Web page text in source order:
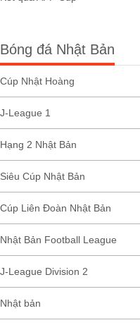
Bóng đá Nhật Bản
Cúp Nhật Hoàng
J-League 1
Hạng 2 Nhật Bản
Siêu Cúp Nhật Bản
Cúp Liên Đoàn Nhật Bản
Nhật Bản Football League
J-League Division 2
Nhật bản